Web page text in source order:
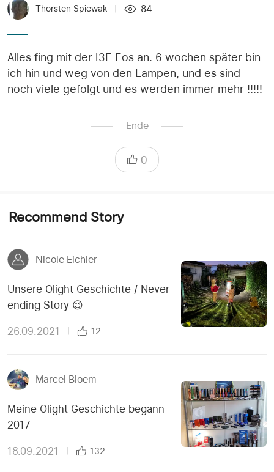
Thorsten Spiewak 84
Alles fing mit der I3E Eos an. 6 wochen später bin
ich hin und weg von den Lampen, und es sind
noch viele gefolgt und es werden immer mehr !!!!!
Ende
0
Recommend Story
Nicole Eichler
Unsere Olight Geschichte / Never
ending Story 😉
26.09.2021 | 12
Marcel Bloem
Meine Olight Geschichte begann
2017
18.09.2021 132